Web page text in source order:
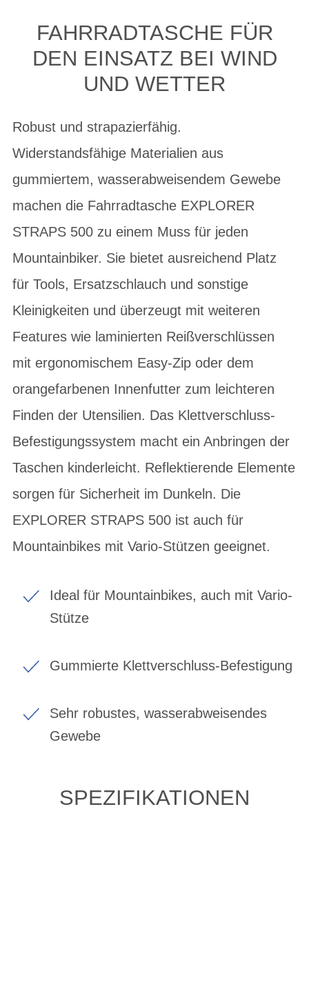
FAHRRADTASCHE FÜR
DEN EINSATZ BEI WIND
UND WETTER
Robust und strapazierfähig.
Widerstandsfähige Materialien aus
gummiertem, wasserabweisendem Gewebe
machen die Fahrradtasche EXPLORER
STRAPS 500 zu einem Muss für jeden
Mountainbiker. Sie bietet ausreichend Platz
für Tools, Ersatzschlauch und sonstige
Kleinigkeiten und überzeugt mit weiteren
Features wie laminierten Reißverschlüssen
mit ergonomischem Easy-Zip oder dem
orangefarbenen Innenfutter zum leichteren
Finden der Utensilien. Das Klettverschluss-
Befestigungssystem macht ein Anbringen der
Taschen kinderleicht. Reflektierende Elemente
sorgen für Sicherheit im Dunkeln. Die
EXPLORER STRAPS 500 ist auch für
Mountainbikes mit Vario-Stützen geeignet.
Ideal für Mountainbikes, auch mit Vario-
Stütze
Gummierte Klettverschluss-Befestigung
Sehr robustes, wasserabweisendes
Gewebe
SPEZIFIKATIONEN